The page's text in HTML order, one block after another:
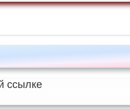
ссылке